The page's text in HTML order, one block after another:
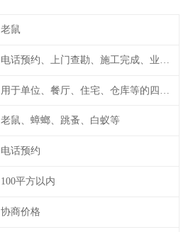
老鼠
老鼠、蟑螂、跳蚤、白蚁等
电话预约
100平方以内
协商价格